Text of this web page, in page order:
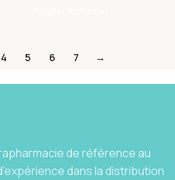
4 5 6 7 →
de référence au
dans la distribution